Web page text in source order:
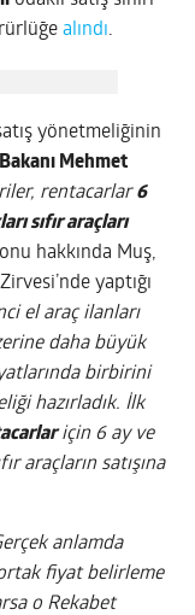
alındı.
yönetmeliğinin
Mehmet
rentacarlar6
sıfır araçları
hakkında Muş,
yaptığı
el araç ilanları
daha büyük
birbirini
hazırladık. İlk
için 6 ay ve
araçların satışına
anlamda
fiyat belirleme
o Rekabet